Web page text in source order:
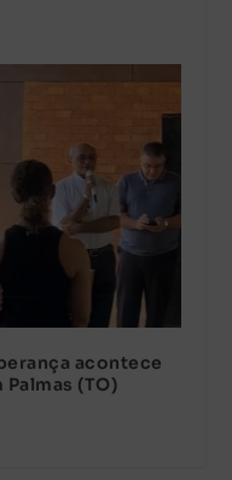
acontece
Palmas (TO)